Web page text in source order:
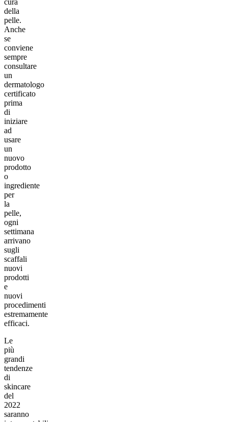
cura
della
pelle.
Anche
se
conviene
sempre
consultare
un
dermatologo
certificato
prima
di
iniziare
ad
usare
un
nuovo
prodotto
o
ingrediente
per
la
pelle,
ogni
settimana
arrivano
sugli
scaffali
nuovi
prodotti
e
nuovi
procedimenti
estremamente
efficaci.
Le
più
grandi
tendenze
di
skincare
del
2022
saranno